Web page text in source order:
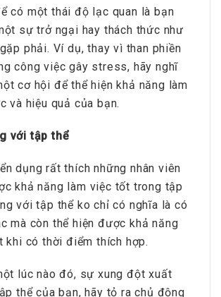
có một thái độ lạc quan là bạn
sự trở ngại hay thách thức như
phải. Ví dụ, thay vì than phiền
công việc gây stress, hãy nghĩ
cơ hội để thể hiện khả năng làm
và hiệu quả của bạn.
với tập thể
dụng rất thích những nhân viên
khả năng làm việc tốt trong tập
với tập thể ko chỉ có nghĩa là có
mà còn thể hiện được khả năng
khi có thời điểm thích hợp.
lúc nào đó, sự xung đột xuất
thể của bạn, hãy tỏ ra chủ động